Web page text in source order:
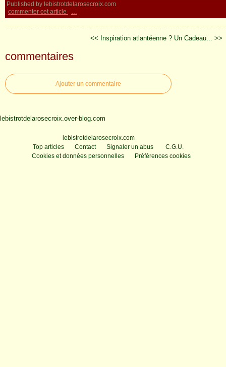
Published by lebistrotdelarosecroix.com
commenter cet article
…
<< Inspiration atlantéenne ? Un Cadeau... >>
commentaires
Ajouter un commentaire
lebistrotdelarosecroix.over-blog.com
lebistrotdelarosecroix.com
Top articles
Contact Signaler un abus
C.G.U.
Cookies et données personnelles
Préférences cookies